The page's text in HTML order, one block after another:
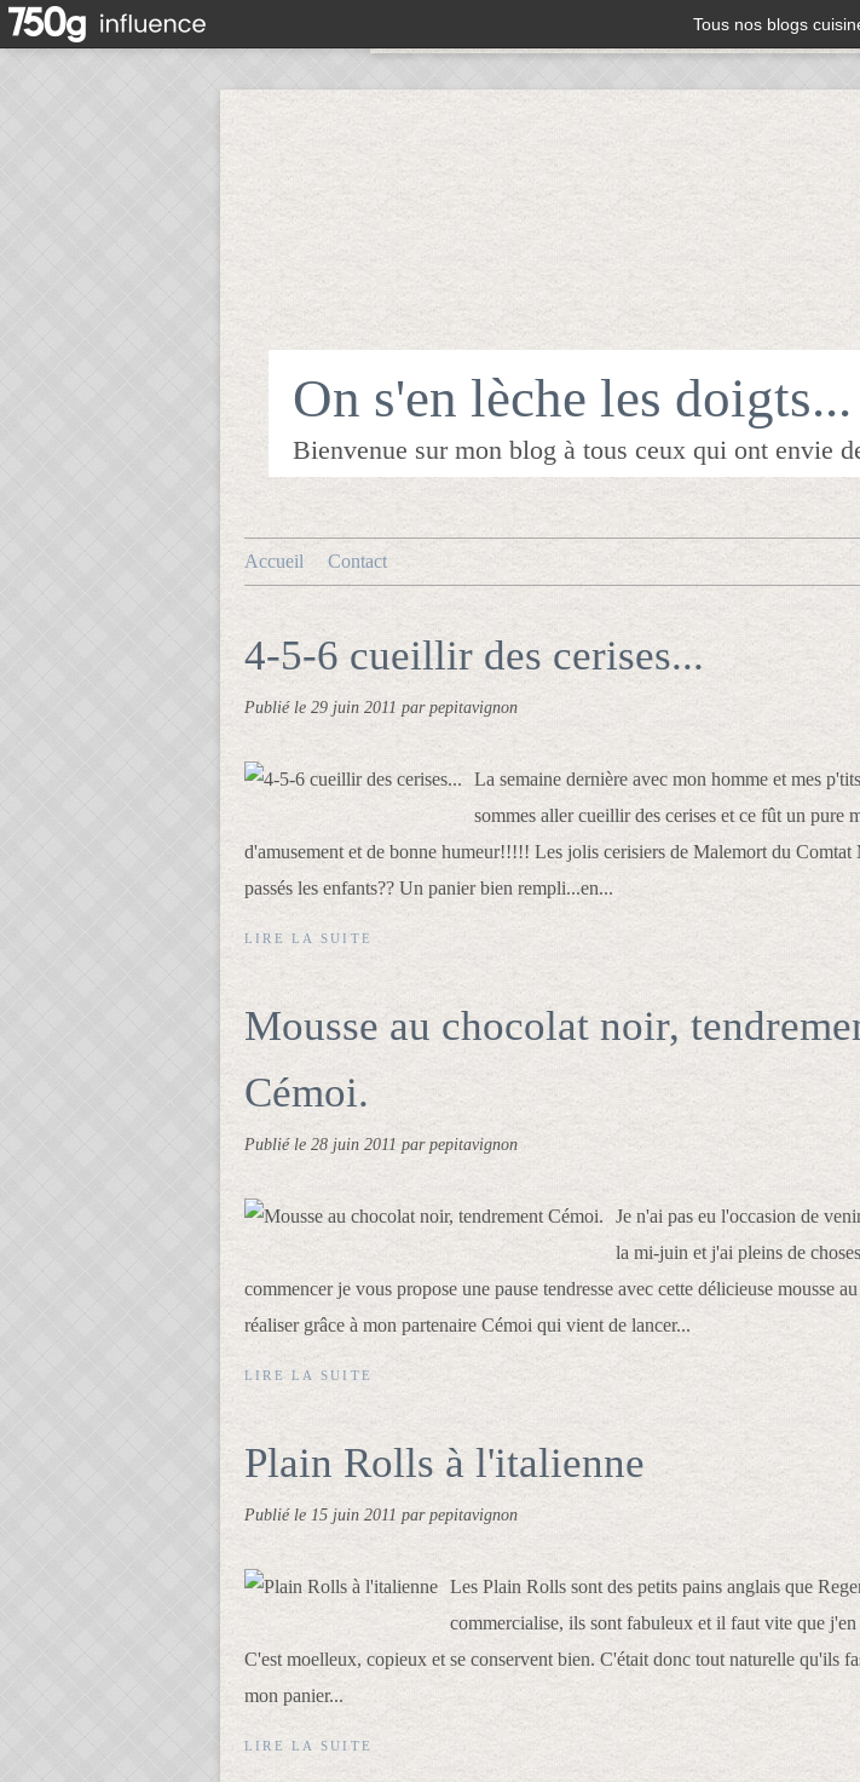
Tous nos blogs
On s'en lèche les doigts...
Accueil Contact
4-5-6 cueillir des cerises...
Publié le 29 juin 2011 par pepitavignon
La semaine dernière avec mon homme et mes
sommes aller cueillir des cerises et ce fût un pure
d'amusement et de bonne humeur!!!!! Les jolis cerisiers de Malemort du Comtat
passés les enfants?? Un panier bien rempli...en...
LIRE LA SUITE
Mousse au chocolat noir,
Cémoi.
Publié le 28 juin 2011 par pepitavignon
Je n'ai pas eu l'occasion de
la mi-juin et j'ai pleins de
commencer je vous propose une pause tendresse avec cette délicieuse mousse
réaliser grâce à mon partenaire Cémoi qui vient de lancer...
LIRE LA SUITE
Plain Rolls à l'italienne
Publié le 15 juin 2011 par pepitavignon
Les Plain Rolls sont des petits pains anglais que
commercialise, ils sont fabuleux et il faut vite que j'en
C'est moelleux, copieux et se conservent bien. C'était donc tout naturelle qu'ils
mon panier...
LIRE LA SUITE